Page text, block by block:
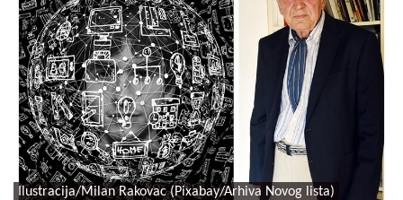
Ilustracija/Milan Rakovac (Pixabay/Arhiva Novog lista)